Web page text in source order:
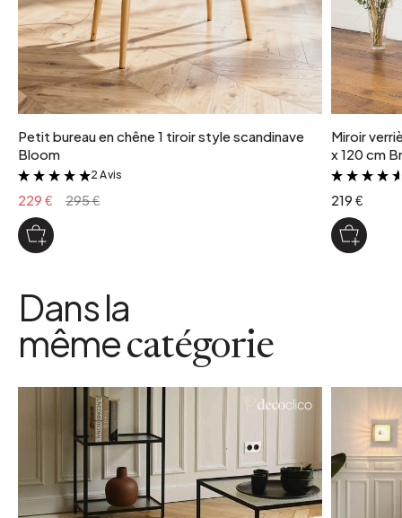
Petit bureau en chêne 1 tiroir style scandinave
Bloom
&
2 Avis
229 € 295 €
Miroir
x 120 cm
219 €
Dans la
mêmecatégorie